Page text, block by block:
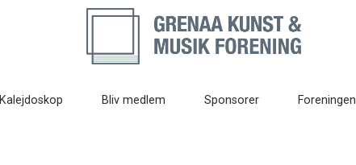
Kalejdoskop Bliv medlem Sponsorer Foreningen